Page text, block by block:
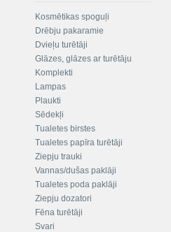
Kosmētikas spoguļi
Drēbju pakaramie
Dvieļu turētāji
Glāzes, glāzes ar turētāju
Komplekti
Lampas
Plaukti
Sēdekļi
Tualetes birstes
Tualetes papīra turētāji
Ziepju trauki
Vannas/dušas paklāji
Tualetes poda paklāji
Ziepju dozatori
Fēna turētāji
Svari